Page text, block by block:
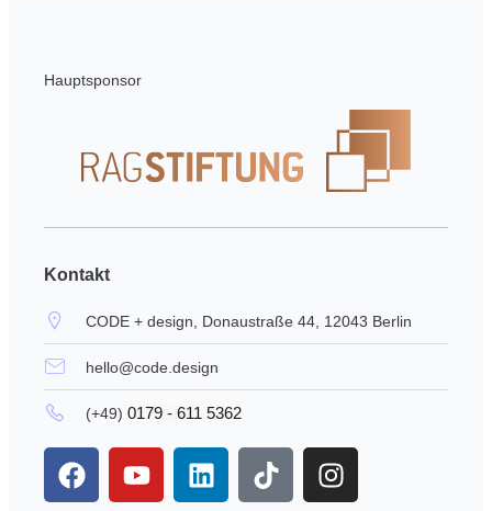
Hauptsponsor
Kontakt
CODE + design, Donaustraße 44, 12043 Berlin
hello@code.design
(+49) 0179 - 611 5362